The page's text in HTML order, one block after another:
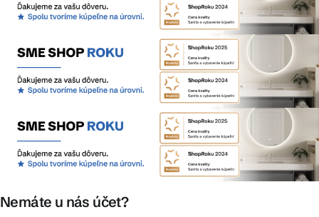
Nemáte u nás účet?